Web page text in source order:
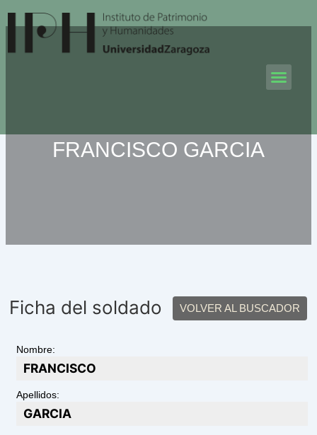
al
contenido
FRANCISCO GARCIA
Ficha del soldado VOLVER AL BUSCADOR
Nombre:
FRANCISCO
Apellidos:
GARCIA